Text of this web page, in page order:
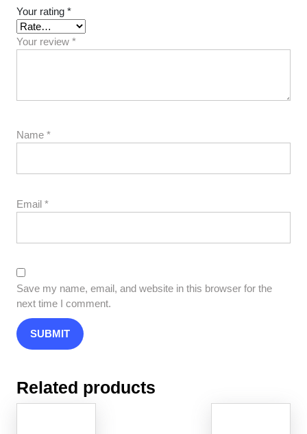
Your rating *
Your review *
Name *
Email *
Save my name, email, and website in this browser for the
next time I comment.
Related products